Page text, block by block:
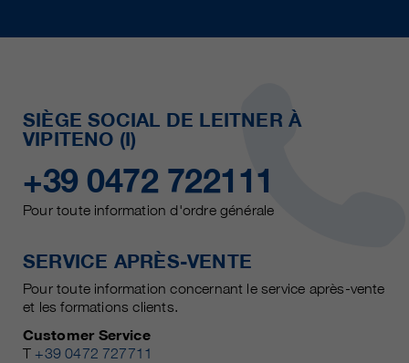
SIÈGE SOCIAL DE LEITNER À
VIPITENO (I)
+39 0472 722111
Pour toute information d'ordre générale
SERVICE APRÈS-VENTE
Pour toute information concernant le service après-vente
et les formations clients.
Customer Service
T +39 0472 727711